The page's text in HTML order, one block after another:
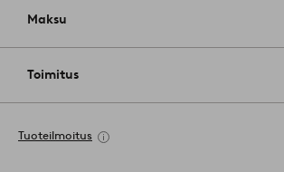
Maksu
Toimitus
Tuoteilmoitus